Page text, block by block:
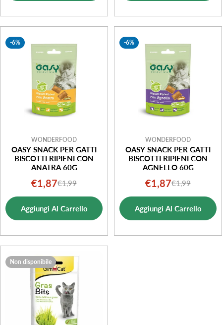
-6%
WONDERFOOD
OASY SNACK PER GATTI
BISCOTTI RIPIENI CON
ANATRA 60G
Prezzo
di
vendita
€1,87Prezzo
normale
€1,99
Aggiungi Al Carrello
-6%
WONDERFOOD
OASY SNACK PER GATTI
BISCOTTI RIPIENI CON
AGNELLO 60G
Prezzo
di
vendita
€1,87Prezzo
normale
€1,99
Aggiungi Al Carrello
Non disponibile